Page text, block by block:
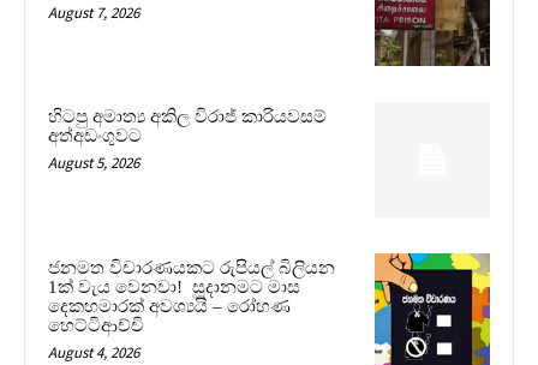
August 7, 2026
හිටපු අමාත්‍ය අකිල විරාජ් කාරියවසම්
අත්අඩංගුවට
August 5, 2026
ජනමත විචාරණයකට රුපියල් බිලියන
1ක් වැය වෙනවා! සූදානමට මාස
දෙකහමාරක් අවශ්‍යයි – රෝහණ
හෙට්ටිආච්චි
August 4, 2026